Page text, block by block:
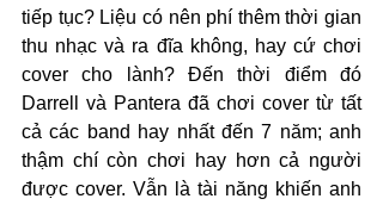
tiếp tục? Liệu có nên phí thêm thời gian
thu nhạc và ra đĩa không, hay cứ chơi
cover cho lành? Đến thời điểm đó
Darrell và Pantera đã chơi cover từ tất
cả các band hay nhất đến 7 năm; anh
thậm chí còn chơi hay hơn cả người
được cover. Vẫn là tài năng khiến anh